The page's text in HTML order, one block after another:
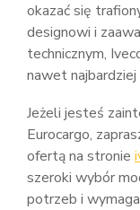
okazać się
designowi i
technicznym,
nawet
Jeżeli jesteś
Eurocargo,
ofertą na stronie
szeroki wybór
potrzeb i